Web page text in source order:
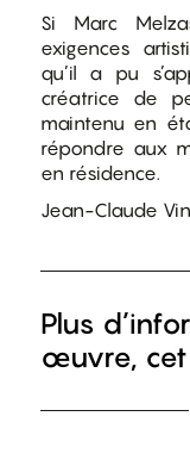
Si Marc
exigences
qu’il a pu
créatrice de
maintenu en
répondre aux
en résidence.
Jean-Claude
Plus
œuvre,